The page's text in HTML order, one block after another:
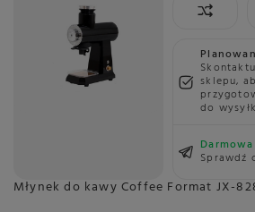
sklepu,
do
Sprawdź
Młynek do kawy Coffee Format JX-